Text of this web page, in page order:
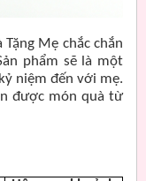
Mẹ chắc chắn
phẩm sẽ là một
niệm đến với mẹ.
được món quà từ